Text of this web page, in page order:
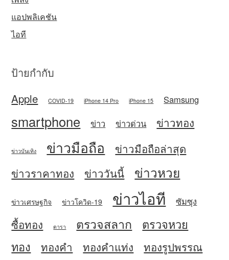
แอปพลิเคชัน
ไอที
ป้ายกำกับ
Apple COVID-19 iPhone 14 Pro iPhone 15 Samsung
smartphone ข่าว ข่าวด่วน ข่าวทอง
ข่าวบันเทิง ข่าวมือถือ
ข่าวมือถือล่าสุด
ข่าวราคาทอง
ข่าววันนี้ ข่าวหวย
ข่าวเศรษฐกิจ ข่าวโควิด-19 ข่าวไอที ซัมซุง
ซื้อทอง ดารา ตรวจสลาก
ตรวจหวย
ทอง
ทองคำ ทองคำแท่ง ทองรูปพรรณ